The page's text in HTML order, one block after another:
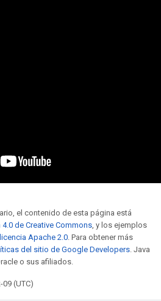
el contenido de esta página está
de Creative Commons, y los ejemplos
licencia Apache 2.0. Para obtener más
del sitio de Google Developers. Java
o sus afiliados.
(UTC)